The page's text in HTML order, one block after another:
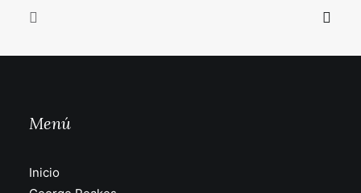
Menú
Inicio